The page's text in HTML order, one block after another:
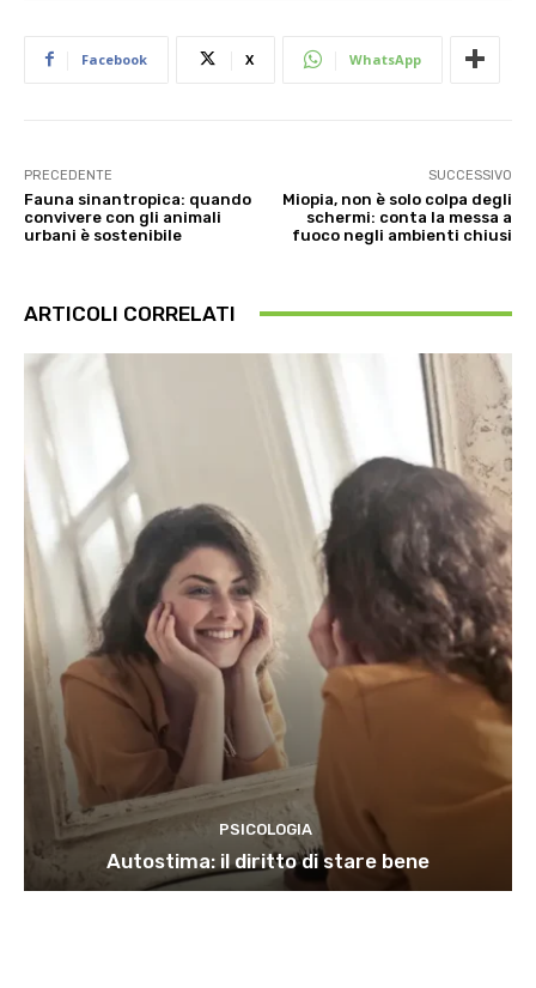
Facebook X WhatsApp
PRECEDENTE
Fauna sinantropica: quando
convivere con gli animali
urbani è sostenibile
SUCCESSIVO
Miopia, non è solo colpa degli
schermi: conta la messa a
fuoco negli ambienti chiusi
ARTICOLI CORRELATI
PSICOLOGIA
Autostima: il diritto di stare bene